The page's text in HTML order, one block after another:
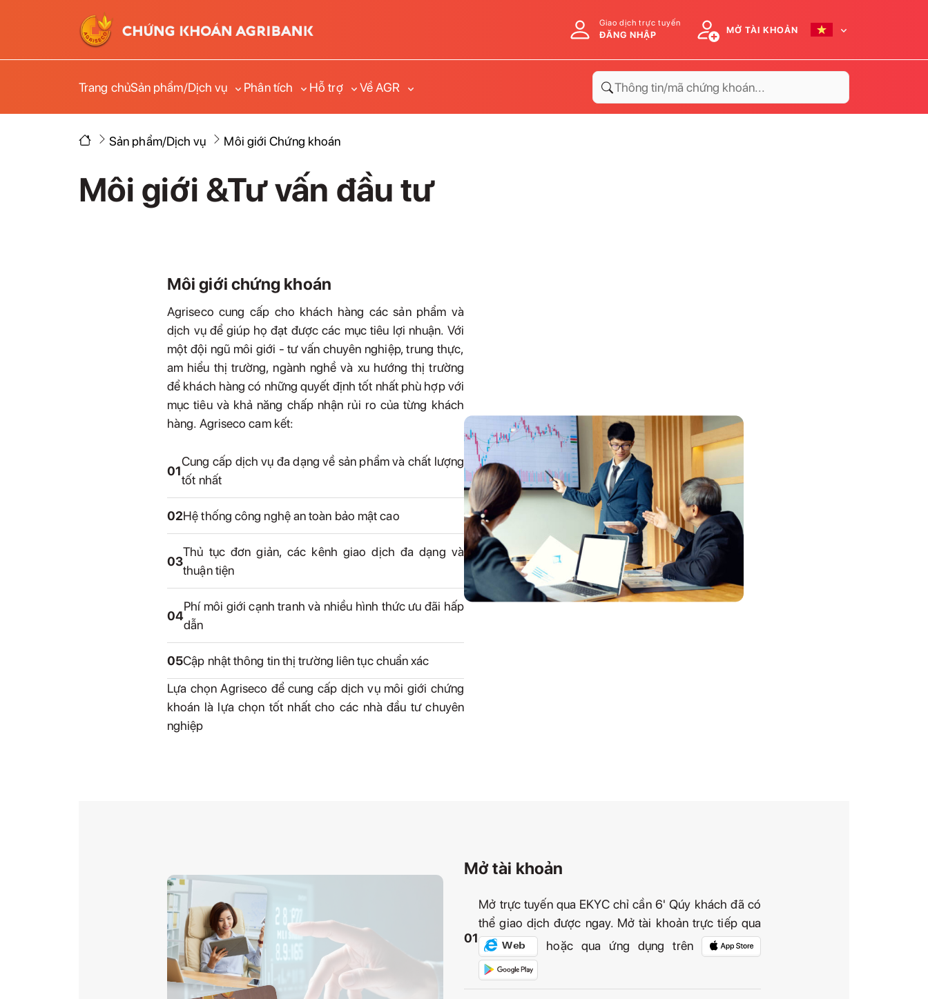
Giao dịch trực tuyến
ĐĂNG NHẬP MỞ TÀI KHOẢN
Trang chủSản phẩm/Dịch vụ Phân tích Hỗ trợ Về AGR
Sản phẩm/Dịch vụ Môi giới Chứng khoán
Môi giới &Tư vấn đầu tư
Môi giới chứng khoán
Agriseco cung cấp cho khách hàng các sản phẩm và
dịch vụ để giúp họ đạt được các mục tiêu lợi nhuận. Với
một đội ngũ môi giới - tư vấn chuyên nghiệp, trung thực,
am hiểu thị trường, ngành nghề và xu hướng thị trường
để khách hàng có những quyết định tốt nhất phù hợp với
mục tiêu và khả năng chấp nhận rủi ro của từng khách
hàng. Agriseco cam kết:
01
Cung cấp dịch vụ đa dạng về sản phẩm và chất lượng
tốt nhất
02Hệ thống công nghệ an toàn bảo mật cao
03
Thủ tục đơn giản, các kênh giao dịch đa dạng và
thuận tiện
04
Phí môi giới cạnh tranh và nhiều hình thức ưu đãi hấp
dẫn
05Cập nhật thông tin thị trường liên tục chuẩn xác
Lựa chọn Agriseco để cung cấp dịch vụ môi giới chứng
khoán là lựa chọn tốt nhất cho các nhà đầu tư chuyên
nghiệp
Mở tài khoản
01
Mở trực tuyến qua EKYC chỉ cần 6' Qúy khách đã có
thể giao dịch được ngay. Mở tài khoản trực tiếp qua
hoặc qua ứng dụng trên